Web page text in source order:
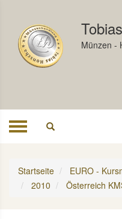
Münzen -
Toggle
Startseite EURO -
2010
Österreich